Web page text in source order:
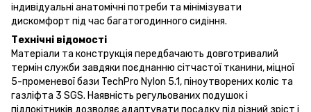
індивідуальні анатомічні потреби та мінімізувати
дискомфорт під час багатогодинного сидіння.
Технічні відомості
Матеріали та конструкція передбачають довготривалий
термін служби завдяки поєднанню сітчастої тканини, міцної
5-променевої бази TechPro Nylon 5.1, піноутворених коліс та
газліфта 3 SGS. Наявність регульованих подушок і